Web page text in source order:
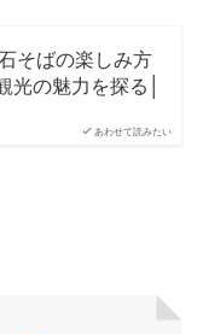
あわせて読みたい
そばの楽しみ方
光の魅力を探る│